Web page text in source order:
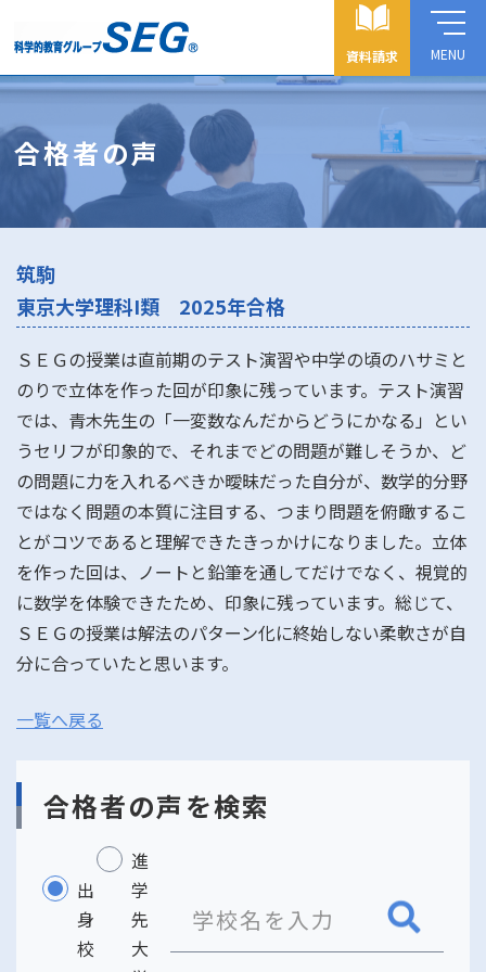
MENU
資料請求
合格者の声
筑駒
東京大学理科I類 2025年合格
ＳＥＧの授業は直前期のテスト演習や中学の頃のハサミと
のりで立体を作った回が印象に残っています。テスト演習
では、青木先生の「一変数なんだからどうにかなる」とい
うセリフが印象的で、それまでどの問題が難しそうか、ど
の問題に力を入れるべきか曖昧だった自分が、数学的分野
ではなく問題の本質に注目する、つまり問題を俯瞰するこ
とがコツであると理解できたきっかけになりました。立体
を作った回は、ノートと鉛筆を通してだけでなく、視覚的
に数学を体験できたため、印象に残っています。総じて、
ＳＥＧの授業は解法のパターン化に終始しない柔軟さが自
分に合っていたと思います。
一覧へ戻る
合格者の声を検索
出
身
校
進
学
先
大